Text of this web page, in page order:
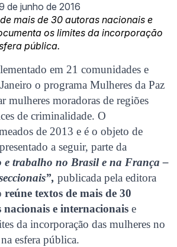
de junho de 2016
mais de 30 autoras nacionais e
os limites da incorporação
pública.
em 21 comunidades e
o programa Mulheres da Paz
mulheres moradoras de regiões
de criminalidade. O
de 2013 e é o objeto de
a seguir, parte da
e trabalho no Brasil e na França –
publicada pela editora
reúne textos de mais de 30
nacionais e internacionais e
da incorporação das mulheres no
esfera pública.